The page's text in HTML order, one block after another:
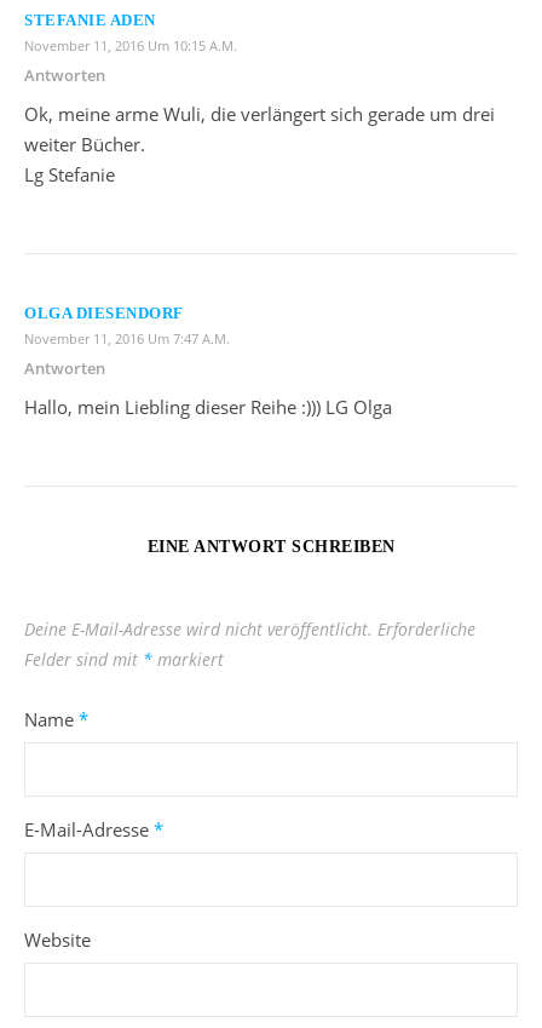
STEFANIE ADEN
November 11, 2016 Um 10:15 A.m.
Antworten
Ok, meine arme Wuli, die verlängert sich gerade um drei
weiter Bücher.
Lg Stefanie
OLGA DIESENDORF
November 11, 2016 Um 7:47 A.m.
Antworten
Hallo, mein Liebling dieser Reihe :))) LG Olga
EINE ANTWORT SCHREIBEN
Deine E-Mail-Adresse wird nicht veröffentlicht. Erforderliche
Felder sind mit * markiert
Name *
E-Mail-Adresse *
Website